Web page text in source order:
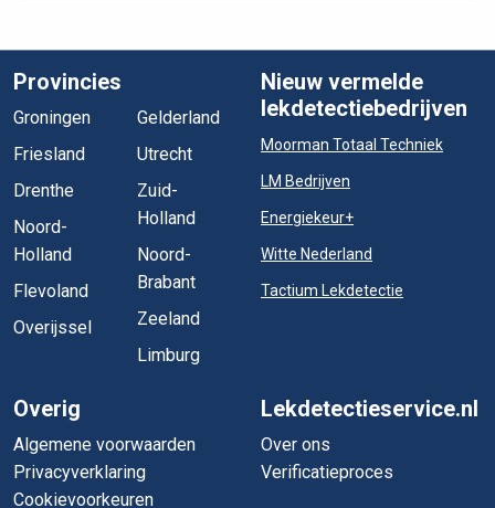
Provincies
Groningen
Friesland
Drenthe
Noord-
Holland
Flevoland
Overijssel
Gelderland
Utrecht
Zuid-
Holland
Noord-
Brabant
Zeeland
Limburg
Nieuw vermelde
lekdetectiebedrijven
Moorman Totaal Techniek
LM Bedrijven
Energiekeur+
Witte Nederland
Tactium Lekdetectie
Overig
Algemene voorwaarden
Privacyverklaring
Cookievoorkeuren
Lekdetectieservice.nl
Over ons
Verificatieproces